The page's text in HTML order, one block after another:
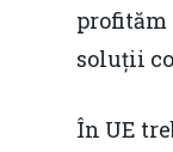
profităm
soluții
În UE